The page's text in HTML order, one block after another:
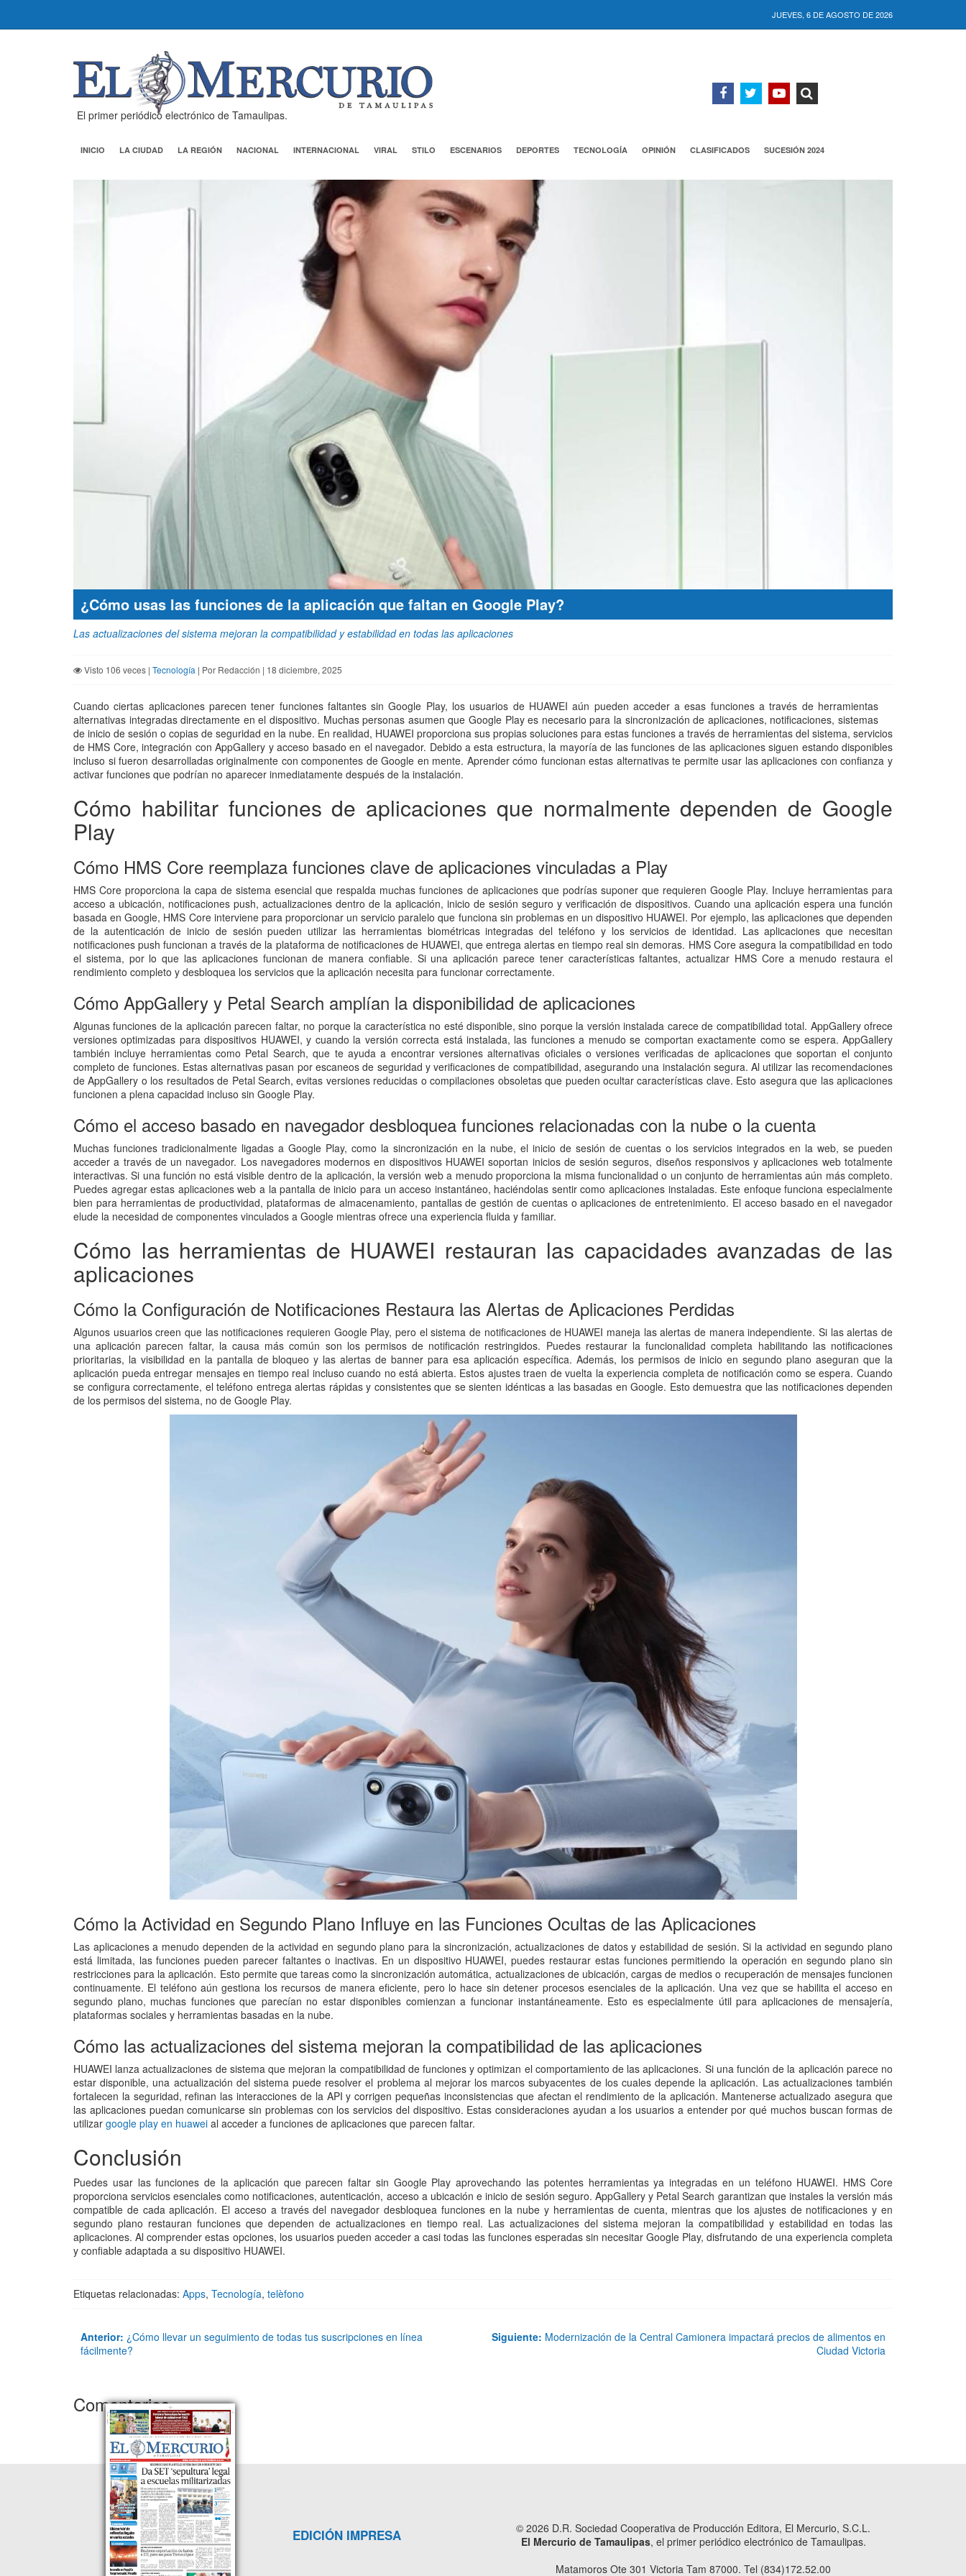
JUEVES, 6 DE AGOSTO DE 2026
El primer periódico electrónico de Tamaulipas.
INICIO LA CIUDAD LA REGIÓN NACIONAL INTERNACIONAL VIRAL STILO ESCENARIOS DEPORTES TECNOLOGÍA OPINIÓN CLASIFICADOS SUCESIÓN 2024
¿Cómo usas las funciones de la aplicación que faltan en Google Play?
Las actualizaciones del sistema mejoran la compatibilidad y estabilidad en todas las aplicaciones
Visto 106 veces | Tecnología | Por Redacción | 18 diciembre, 2025
Cuando ciertas aplicaciones parecen tener funciones faltantes sin Google Play, los usuarios de HUAWEI aún pueden acceder a esas funciones a través de herramientas
alternativas integradas directamente en el dispositivo. Muchas personas asumen que Google Play es necesario para la sincronización de aplicaciones, notificaciones, sistemas
de inicio de sesión o copias de seguridad en la nube. En realidad, HUAWEI proporciona sus propias soluciones para estas funciones a través de herramientas del sistema, servicios
de HMS Core, integración con AppGallery y acceso basado en el navegador. Debido a esta estructura, la mayoría de las funciones de las aplicaciones siguen estando disponibles
incluso si fueron desarrolladas originalmente con componentes de Google en mente. Aprender cómo funcionan estas alternativas te permite usar las aplicaciones con confianza y
activar funciones que podrían no aparecer inmediatamente después de la instalación.
Cómo habilitar funciones de aplicaciones que normalmente dependen de Google
Play
Cómo HMS Core reemplaza funciones clave de aplicaciones vinculadas a Play
HMS Core proporciona la capa de sistema esencial que respalda muchas funciones de aplicaciones que podrías suponer que requieren Google Play. Incluye herramientas para
acceso a ubicación, notificaciones push, actualizaciones dentro de la aplicación, inicio de sesión seguro y verificación de dispositivos. Cuando una aplicación espera una función
basada en Google, HMS Core interviene para proporcionar un servicio paralelo que funciona sin problemas en un dispositivo HUAWEI. Por ejemplo, las aplicaciones que dependen
de la autenticación de inicio de sesión pueden utilizar las herramientas biométricas integradas del teléfono y los servicios de identidad. Las aplicaciones que necesitan
notificaciones push funcionan a través de la plataforma de notificaciones de HUAWEI, que entrega alertas en tiempo real sin demoras. HMS Core asegura la compatibilidad en todo
el sistema, por lo que las aplicaciones funcionan de manera confiable. Si una aplicación parece tener características faltantes, actualizar HMS Core a menudo restaura el
rendimiento completo y desbloquea los servicios que la aplicación necesita para funcionar correctamente.
Cómo AppGallery y Petal Search amplían la disponibilidad de aplicaciones
Algunas funciones de la aplicación parecen faltar, no porque la característica no esté disponible, sino porque la versión instalada carece de compatibilidad total. AppGallery ofrece
versiones optimizadas para dispositivos HUAWEI, y cuando la versión correcta está instalada, las funciones a menudo se comportan exactamente como se espera. AppGallery
también incluye herramientas como Petal Search, que te ayuda a encontrar versiones alternativas oficiales o versiones verificadas de aplicaciones que soportan el conjunto
completo de funciones. Estas alternativas pasan por escaneos de seguridad y verificaciones de compatibilidad, asegurando una instalación segura. Al utilizar las recomendaciones
de AppGallery o los resultados de Petal Search, evitas versiones reducidas o compilaciones obsoletas que pueden ocultar características clave. Esto asegura que las aplicaciones
funcionen a plena capacidad incluso sin Google Play.
Cómo el acceso basado en navegador desbloquea funciones relacionadas con la nube o la cuenta
Muchas funciones tradicionalmente ligadas a Google Play, como la sincronización en la nube, el inicio de sesión de cuentas o los servicios integrados en la web, se pueden
acceder a través de un navegador. Los navegadores modernos en dispositivos HUAWEI soportan inicios de sesión seguros, diseños responsivos y aplicaciones web totalmente
interactivas. Si una función no está visible dentro de la aplicación, la versión web a menudo proporciona la misma funcionalidad o un conjunto de herramientas aún más completo.
Puedes agregar estas aplicaciones web a la pantalla de inicio para un acceso instantáneo, haciéndolas sentir como aplicaciones instaladas. Este enfoque funciona especialmente
bien para herramientas de productividad, plataformas de almacenamiento, pantallas de gestión de cuentas o aplicaciones de entretenimiento. El acceso basado en el navegador
elude la necesidad de componentes vinculados a Google mientras ofrece una experiencia fluida y familiar.
Cómo las herramientas de HUAWEI restauran las capacidades avanzadas de las
aplicaciones
Cómo la Configuración de Notificaciones Restaura las Alertas de Aplicaciones Perdidas
Algunos usuarios creen que las notificaciones requieren Google Play, pero el sistema de notificaciones de HUAWEI maneja las alertas de manera independiente. Si las alertas de
una aplicación parecen faltar, la causa más común son los permisos de notificación restringidos. Puedes restaurar la funcionalidad completa habilitando las notificaciones
prioritarias, la visibilidad en la pantalla de bloqueo y las alertas de banner para esa aplicación específica. Además, los permisos de inicio en segundo plano aseguran que la
aplicación pueda entregar mensajes en tiempo real incluso cuando no está abierta. Estos ajustes traen de vuelta la experiencia completa de notificación como se espera. Cuando
se configura correctamente, el teléfono entrega alertas rápidas y consistentes que se sienten idénticas a las basadas en Google. Esto demuestra que las notificaciones dependen
de los permisos del sistema, no de Google Play.
Cómo la Actividad en Segundo Plano Influye en las Funciones Ocultas de las Aplicaciones
Las aplicaciones a menudo dependen de la actividad en segundo plano para la sincronización, actualizaciones de datos y estabilidad de sesión. Si la actividad en segundo plano
está limitada, las funciones pueden parecer faltantes o inactivas. En un dispositivo HUAWEI, puedes restaurar estas funciones permitiendo la operación en segundo plano sin
restricciones para la aplicación. Esto permite que tareas como la sincronización automática, actualizaciones de ubicación, cargas de medios o recuperación de mensajes funcionen
continuamente. El teléfono aún gestiona los recursos de manera eficiente, pero lo hace sin detener procesos esenciales de la aplicación. Una vez que se habilita el acceso en
segundo plano, muchas funciones que parecían no estar disponibles comienzan a funcionar instantáneamente. Esto es especialmente útil para aplicaciones de mensajería,
plataformas sociales y herramientas basadas en la nube.
Cómo las actualizaciones del sistema mejoran la compatibilidad de las aplicaciones
HUAWEI lanza actualizaciones de sistema que mejoran la compatibilidad de funciones y optimizan el comportamiento de las aplicaciones. Si una función de la aplicación parece no
estar disponible, una actualización del sistema puede resolver el problema al mejorar los marcos subyacentes de los cuales depende la aplicación. Las actualizaciones también
fortalecen la seguridad, refinan las interacciones de la API y corrigen pequeñas inconsistencias que afectan el rendimiento de la aplicación. Mantenerse actualizado asegura que
las aplicaciones puedan comunicarse sin problemas con los servicios del dispositivo. Estas consideraciones ayudan a los usuarios a entender por qué muchos buscan formas de
utilizar google play en huawei al acceder a funciones de aplicaciones que parecen faltar.
Conclusión
Puedes usar las funciones de la aplicación que parecen faltar sin Google Play aprovechando las potentes herramientas ya integradas en un teléfono HUAWEI. HMS Core
proporciona servicios esenciales como notificaciones, autenticación, acceso a ubicación e inicio de sesión seguro. AppGallery y Petal Search garantizan que instales la versión más
compatible de cada aplicación. El acceso a través del navegador desbloquea funciones en la nube y herramientas de cuenta, mientras que los ajustes de notificaciones y en
segundo plano restauran funciones que dependen de actualizaciones en tiempo real. Las actualizaciones del sistema mejoran la compatibilidad y estabilidad en todas las
aplicaciones. Al comprender estas opciones, los usuarios pueden acceder a casi todas las funciones esperadas sin necesitar Google Play, disfrutando de una experiencia completa
y confiable adaptada a su dispositivo HUAWEI.
Etiquetas relacionadas: Apps, Tecnología, telèfono
Anterior: ¿Cómo llevar un seguimiento de todas tus suscripciones en línea
fácilmente?
Siguiente: Modernización de la Central Camionera impactará precios de alimentos en
Ciudad Victoria
Comentarios
EDICIÓN IMPRESA
© 2026 D.R. Sociedad Cooperativa de Producción Editora, El Mercurio, S.C.L.
El Mercurio de Tamaulipas, el primer periódico electrónico de Tamaulipas.
Matamoros Ote 301 Victoria Tam 87000. Tel (834)172.52.00